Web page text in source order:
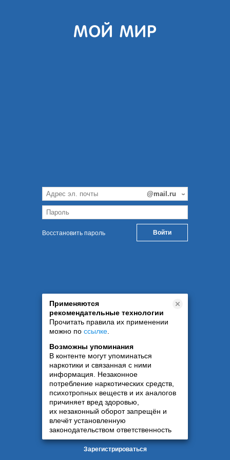
Восстановить пароль
Применяются
рекомендательные технологии
Прочитать правила их применении
можно по ссылке
Возможны упоминания
В контенте могут упоминаться
наркотики и связанная с ними
информация. Незаконное
потребление наркотических средств,
психотропных веществ и их аналогов
причиняет вред здоровью,
их незаконный оборот запрещён и
влечёт установленную
законодательством ответственность
Зарегистрироваться